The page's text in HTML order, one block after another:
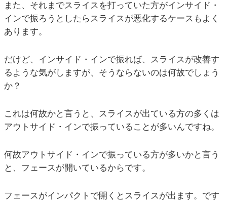
また、それまでスライスを打っていた方がインサイド・
インで振ろうとしたらスライスが悪化するケースもよく
あります。
だけど、インサイド・インで振れば、スライスが改善す
るような気がしますが、そうならないのは何故でしょう
か？
これは何故かと言うと、スライスが出ている方の多くは
アウトサイド・インで振っていることが多いんですね。
何故アウトサイド・インで振っている方が多いかと言う
と、フェースが開いているからです。
フェースがインパクトで開くとスライスが出ます。です